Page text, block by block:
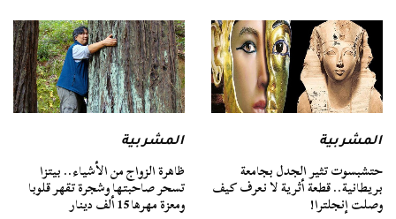
المشربية
حتشبسوت تثير الجدل بجامعة
بريطانية.. قطعة أثرية لا نعرف كيف
وصلت إنجلترا!
المشربية
ظاهرة الزواج من الأشياء.. بيتزا
تسحر صاحبتها وشجرة تقهر قلوبا
ومعزة مهرها 15 ألف دينار